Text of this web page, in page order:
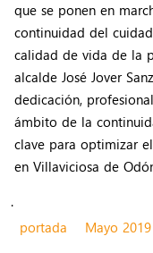
que se ponen en
continuidad del
calidad de vida de la
alcalde José Jover
dedicación,
ámbito de la
clave para optimizar
en Villaviciosa de
.
portada
Mayo